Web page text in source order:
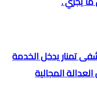
تمنار يدخل الخدمة
المجالية